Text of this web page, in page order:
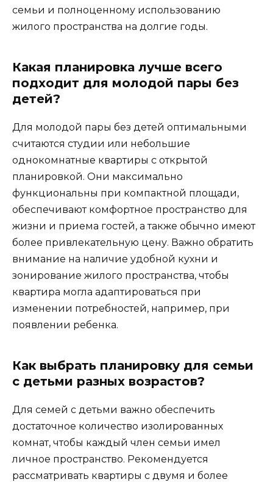
семьи и полноценному использованию
жилого пространства на долгие годы.
Какая планировка лучше всего
подходит для молодой пары без
детей?
Для молодой пары без детей оптимальными
считаются студии или небольшие
однокомнатные квартиры с открытой
планировкой. Они максимально
функциональны при компактной площади,
обеспечивают комфортное пространство для
жизни и приема гостей, а также обычно имеют
более привлекательную цену. Важно обратить
внимание на наличие удобной кухни и
зонирование жилого пространства, чтобы
квартира могла адаптироваться при
изменении потребностей, например, при
появлении ребенка.
Как выбрать планировку для семьи
с детьми разных возрастов?
Для семей с детьми важно обеспечить
достаточное количество изолированных
комнат, чтобы каждый член семьи имел
личное пространство. Рекомендуется
рассматривать квартиры с двумя и более